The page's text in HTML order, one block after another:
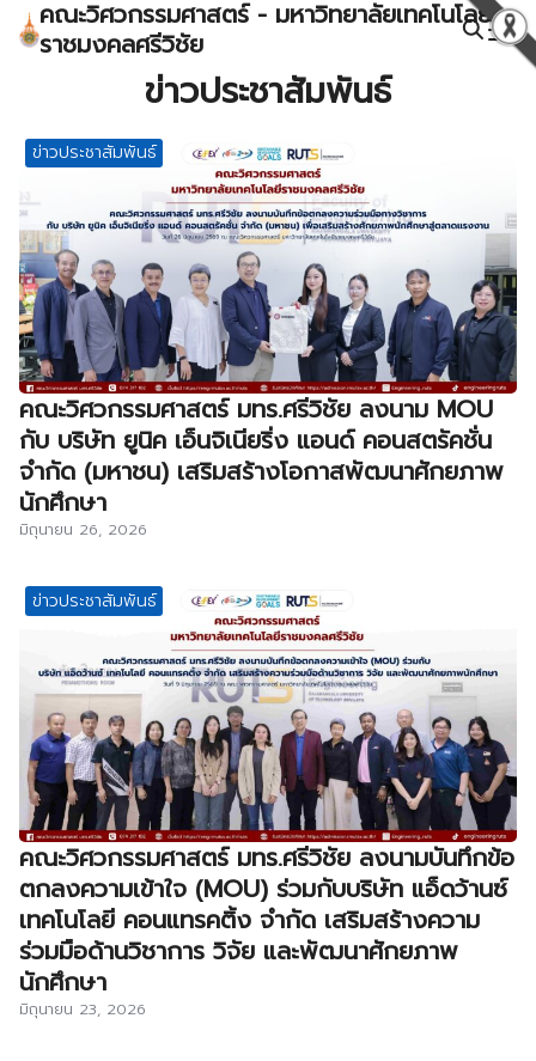
Skip คณะวิศวกรรมศาสตร์ - มหาวิทยาลัยเทคโนโลยี
ราชมงคลศรีวิชัย
ข่าวประชาสัมพันธ์
ข่าวประชาสัมพันธ์
คณะวิศวกรรมศาสตร์ มทร.ศรีวิชัย ลงนาม MOU
กับ บริษัท ยูนิค เอ็นจิเนียริ่ง แอนด์ คอนสตรัคชั่น
จำกัด (มหาชน) เสริมสร้างโอกาสพัฒนาศักยภาพ
นักศึกษา
มิถุนายน 26, 2026
ข่าวประชาสัมพันธ์
คณะวิศวกรรมศาสตร์ มทร.ศรีวิชัย ลงนามบันทึกข้อ
ตกลงความเข้าใจ (MOU) ร่วมกับบริษัท แอ็ดว้านซ์
เทคโนโลยี คอนแทรคติ้ง จำกัด เสริมสร้างความ
ร่วมมือด้านวิชาการ วิจัย และพัฒนาศักยภาพ
นักศึกษา
มิถุนายน 23, 2026